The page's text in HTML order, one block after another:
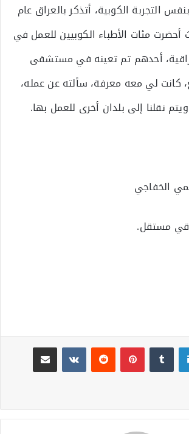
التجربة الكوبية، أتذكر بالعراق عام
أحضرت مئات الأطباء الكوبيين للعمل في
أحدهم تم تعينه في مستشفى
كانت لي معه معرفة، سألته عن عمله،
نقلنا إلى بلدان أخرى للعمل بها.
الخفاجي
مستقل.
لينكدإن بينتيريست
مشاركة عبر البريد